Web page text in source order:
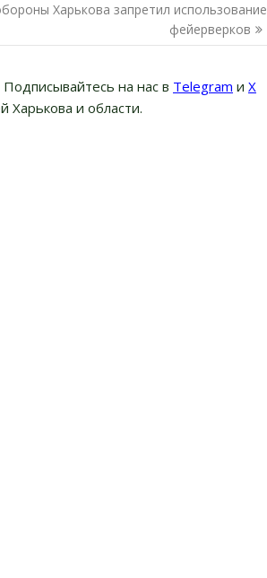
Харькова запретил использование
фейерверков
Подписывайтесь на нас в Telegram и Х
Харькова и области.